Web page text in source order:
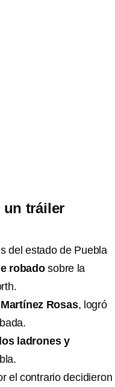
un tráiler
del estado de Puebla
robadosobre la
Rosas, logró
ladrones y
el contrario decidieron